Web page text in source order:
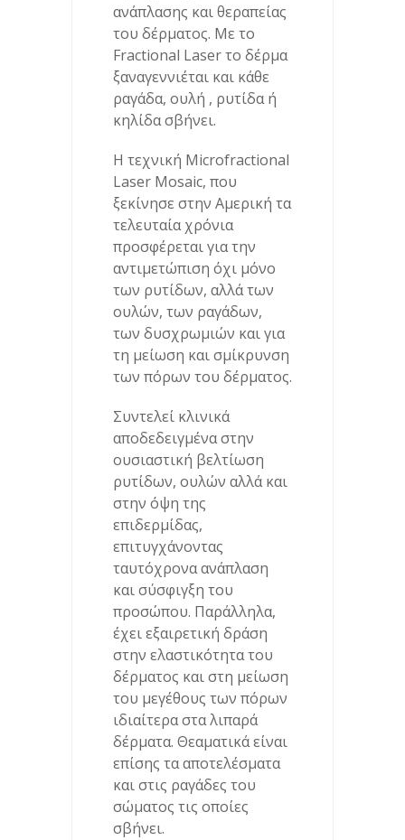
ανάπλασης και θεραπείας
του δέρματος. Με το
Fractional Laser το δέρμα
ξαναγεννιέται και κάθε
ραγάδα, ουλή , ρυτίδα ή
κηλίδα σβήνει.
Η τεχνική Microfractional
Laser Mosaic, που
ξεκίνησε στην Αμερική τα
τελευταία χρόνια
προσφέρεται για την
αντιμετώπιση όχι μόνο
των ρυτίδων, αλλά των
ουλών, των ραγάδων,
των δυσχρωμιών και για
τη μείωση και σμίκρυνση
των πόρων του δέρματος.
Συντελεί κλινικά
αποδεδειγμένα στην
ουσιαστική βελτίωση
ρυτίδων, ουλών αλλά και
στην όψη της
επιδερμίδας,
επιτυγχάνοντας
ταυτόχρονα ανάπλαση
και σύσφιγξη του
προσώπου. Παράλληλα,
έχει εξαιρετική δράση
στην ελαστικότητα του
δέρματος και στη μείωση
του μεγέθους των πόρων
ιδιαίτερα στα λιπαρά
δέρματα. Θεαματικά είναι
επίσης τα αποτελέσματα
και στις ραγάδες του
σώματος τις οποίες
σβήνει.